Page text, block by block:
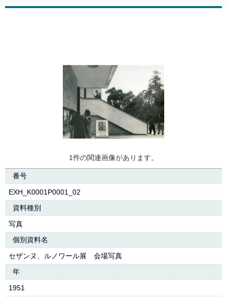
1件の関連画像があります。
番号
EXH_K0001P0001_02
資料種別
写真
個別資料名
セザンヌ、ルノワール展 会場写真
年
1951